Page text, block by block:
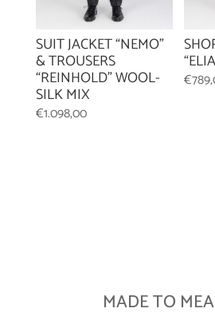
SUIT JACKET “NEMO”
& TROUSERS
“REINHOLD” WOOL-
SILK MIX
€1.098,00
€
MADE TO